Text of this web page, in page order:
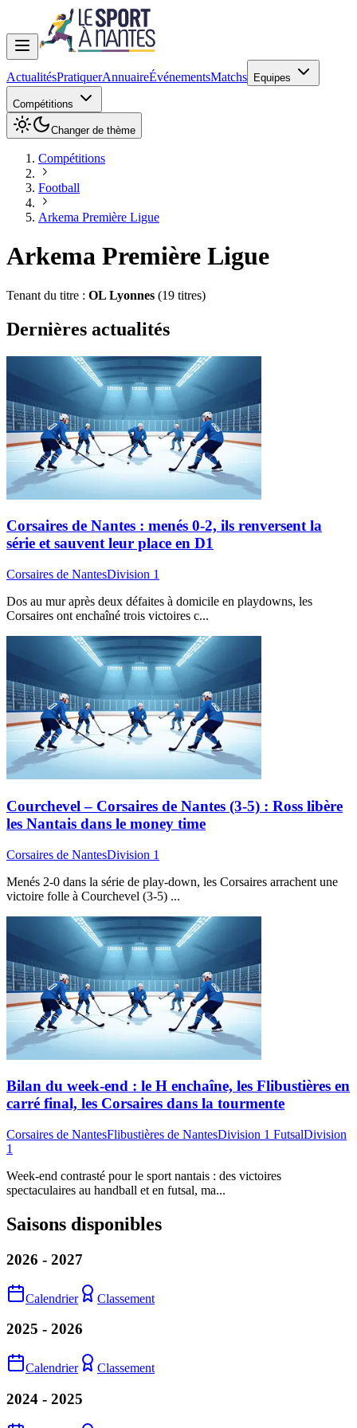
ActualitésPratiquerAnnuaireÉvénementsMatchs Equipes
Compétitions
Changer de thème
Compétitions
Football
Arkema Première Ligue
Arkema Première Ligue
Tenant du titre : OL Lyonnes (19 titres)
Dernières actualités
Corsaires de Nantes : menés 0-2, ils renversent la
série et sauvent leur place en D1
Corsaires de NantesDivision 1
Dos au mur après deux défaites à domicile en playdowns, les
Corsaires ont enchaîné trois victoires c...
Courchevel – Corsaires de Nantes (3-5) : Ross libère
les Nantais dans le money time
Corsaires de NantesDivision 1
Menés 2-0 dans la série de play-down, les Corsaires arrachent une
victoire folle à Courchevel (3-5) ...
Bilan du week-end : le H enchaîne, les Flibustières en
carré final, les Corsaires dans la tourmente
Corsaires de NantesFlibustières de NantesDivision 1 FutsalDivision
1
Week-end contrasté pour le sport nantais : des victoires
spectaculaires au handball et en futsal, ma...
Saisons disponibles
2026 - 2027
Calendrier Classement
2025 - 2026
Calendrier Classement
2024 - 2025